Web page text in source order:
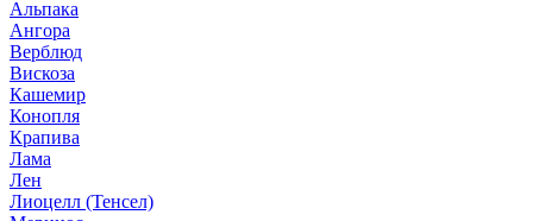
Альпака
Ангора
Верблюд
Вискоза
Кашемир
Конопля
Крапива
Лама
Лен
Лиоцелл (Тенсел)